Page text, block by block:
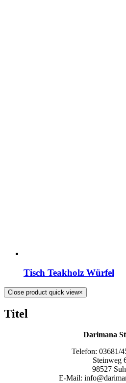
Tisch Teakholz Würfel
Close product quick view×
Titel
Darimana
Telefon: 03681/
Steinweg
98527
E-Mail: